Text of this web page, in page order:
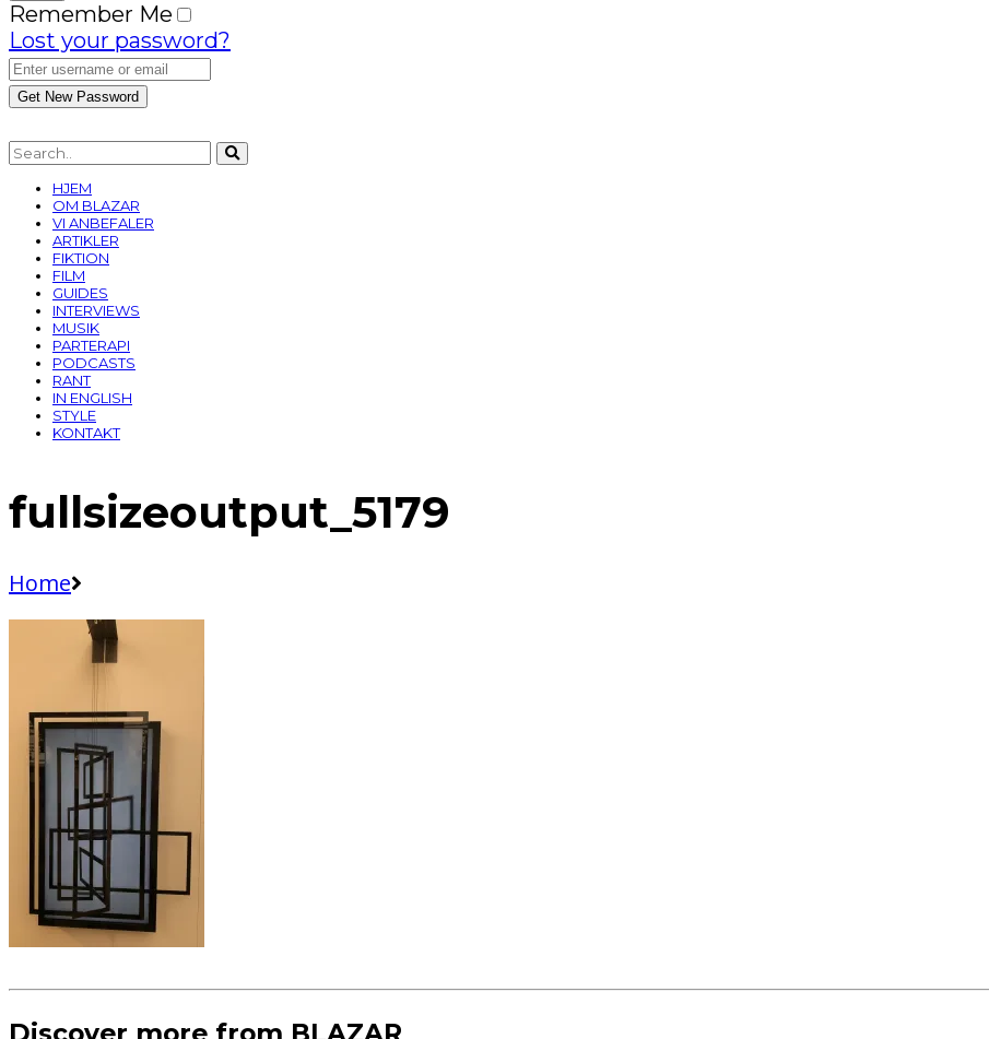
Remember Me
Lost your password?
HJEM
OM BLAZAR
VI ANBEFALER
ARTIKLER
FIKTION
FILM
GUIDES
INTERVIEWS
MUSIK
PARTERAPI
PODCASTS
RANT
IN ENGLISH
STYLE
KONTAKT
fullsizeoutput_5179
Home
Discover more from BLAZAR